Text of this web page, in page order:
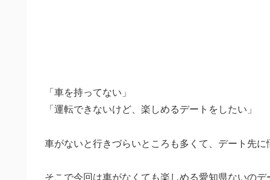
「車を持ってない」
「運転できないけど、楽しめるデートをしたい」
車がないと行きづらいところも多くて、デート先
そこで今回は車がなくても楽しめる愛知県ないの